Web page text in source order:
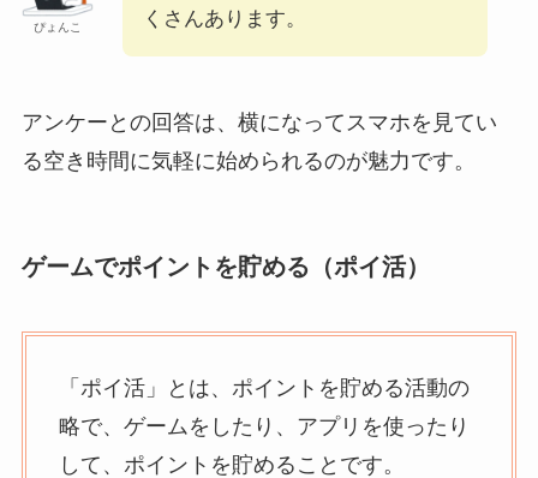
ぴょんこ
くさんあります。
アンケーとの回答は、横になってスマホを見てい
る空き時間に気軽に始められるのが魅力です。
ゲームでポイントを貯める（ポイ活）
「ポイ活」とは、ポイントを貯める活動の
略で、ゲームをしたり、アプリを使ったり
して、ポイントを貯めることです。